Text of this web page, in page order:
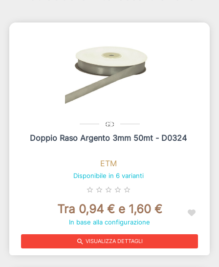
Doppio Raso Argento 3mm 50mt - D0324
ETM
Disponibile in 6 varianti
star_border star_border star_border star_border star_border
Tra 0,94 € e 1,60 €
In base alla configurazione
search VISUALIZZA DETTAGLI